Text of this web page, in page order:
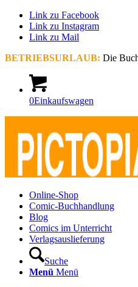
Link zu Facebook
Link zu Instagram
Link zu Mail
BETRIEBSURLAUB: Die
0Einkaufswagen
Online-Shop
Comic-Buchhandlung
Blog
Comics im Unterricht
Verlagsauslieferung
Suche
Menü Menü